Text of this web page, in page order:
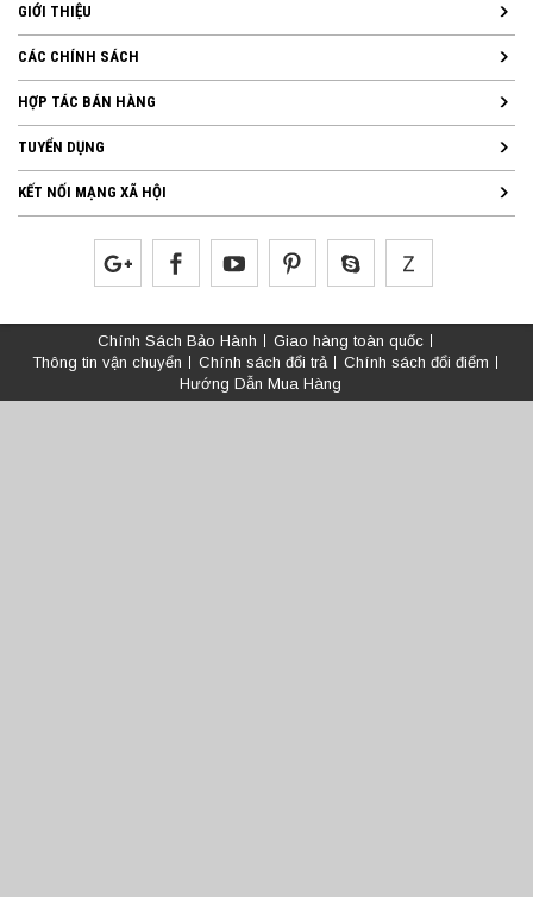
GIỚI THIỆU
CÁC CHÍNH SÁCH
HỢP TÁC BÁN HÀNG
TUYỂN DỤNG
KẾT NỐI MẠNG XÃ HỘI
Chính Sách Bảo Hành
Giao hàng toàn quốc
Thông tin vận chuyển
Chính sách đổi trả
Chính sách đổi điểm
Hướng Dẫn Mua Hàng